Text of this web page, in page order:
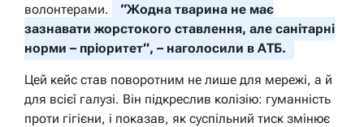
волонтерами.
“Жодна тварина не має
зазнавати жорстокого ставлення, але санітарні
норми – пріоритет”, – наголосили в АТБ.
Цей кейс став поворотним не лише для мережі, а й
для всієї галузі. Він підкреслив колізію: гуманність
проти гігієни, і показав, як суспільний тиск змінює